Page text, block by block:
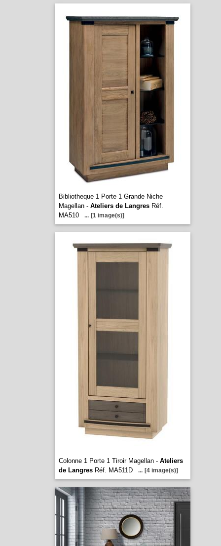
Bibliotheque 1 Porte 1 Grande Niche
Magellan - Ateliers de LangresRéf.
MA510
... [1 image(s)]
Colonne 1 Porte 1 Tiroir Magellan - Ateliers
de LangresRéf. MA511D ... [4 image(s)]